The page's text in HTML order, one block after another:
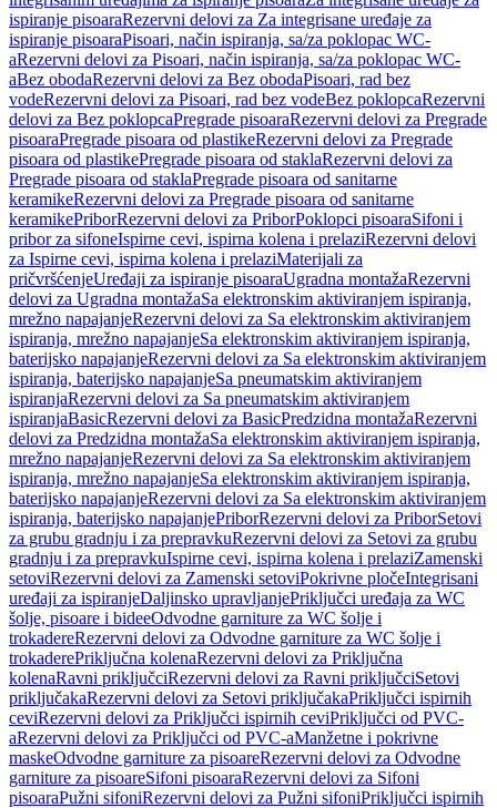
ispiranje pisoaraRezervni delovi za Za integrisane uređaje za
ispiranje pisoaraPisoari, način ispiranja, sa/za poklopac WC-
aRezervni delovi za Pisoari, način ispiranja, sa/za poklopac WC-
aBez obodaRezervni delovi za Bez obodaPisoari, rad bez
vodeRezervni delovi za Pisoari, rad bez vodeBez poklopcaRezervni
delovi za Bez poklopcaPregrade pisoaraRezervni delovi za Pregrade
pisoaraPregrade pisoara od plastikeRezervni delovi za Pregrade
pisoara od plastikePregrade pisoara od staklaRezervni delovi za
Pregrade pisoara od staklaPregrade pisoara od sanitarne
keramikeRezervni delovi za Pregrade pisoara od sanitarne
keramikePriborRezervni delovi za PriborPoklopci pisoaraSifoni i
pribor za sifoneIspirne cevi, ispirna kolena i prelaziRezervni delovi
za Ispirne cevi, ispirna kolena i prelaziMaterijali za
pričvršćenjeUređaji za ispiranje pisoaraUgradna montažaRezervni
delovi za Ugradna montažaSa elektronskim aktiviranjem ispiranja,
mrežno napajanjeRezervni delovi za Sa elektronskim aktiviranjem
ispiranja, mrežno napajanjeSa elektronskim aktiviranjem ispiranja,
baterijsko napajanjeRezervni delovi za Sa elektronskim aktiviranjem
ispiranja, baterijsko napajanjeSa pneumatskim aktiviranjem
ispiranjaRezervni delovi za Sa pneumatskim aktiviranjem
ispiranjaBasicRezervni delovi za BasicPredzidna montažaRezervni
delovi za Predzidna montažaSa elektronskim aktiviranjem ispiranja,
mrežno napajanjeRezervni delovi za Sa elektronskim aktiviranjem
ispiranja, mrežno napajanjeSa elektronskim aktiviranjem ispiranja,
baterijsko napajanjeRezervni delovi za Sa elektronskim aktiviranjem
ispiranja, baterijsko napajanjePriborRezervni delovi za PriborSetovi
za grubu gradnju i za prepravkuRezervni delovi za Setovi za grubu
gradnju i za prepravkuIspirne cevi, ispirna kolena i prelaziZamenski
setoviRezervni delovi za Zamenski setoviPokrivne pločeIntegrisani
uređaji za ispiranjeDaljinsko upravljanjePriključci uređaja za WC
šolje, pisoare i bideeOdvodne garniture za WC šolje i
trokadereRezervni delovi za Odvodne garniture za WC šolje i
trokaderePriključna kolenaRezervni delovi za Priključna
kolenaRavni priključciRezervni delovi za Ravni priključciSetovi
priključakaRezervni delovi za Setovi priključakaPriključci ispirnih
ceviRezervni delovi za Priključci ispirnih ceviPriključci od PVC-
aRezervni delovi za Priključci od PVC-aManžetne i pokrivne
maskeOdvodne garniture za pisoareRezervni delovi za Odvodne
garniture za pisoareSifoni pisoaraRezervni delovi za Sifoni
pisoaraPužni sifoniRezervni delovi za Pužni sifoniPriključci ispirnih